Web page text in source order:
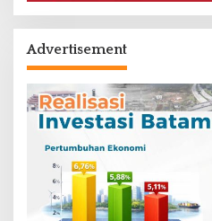
Advertisement